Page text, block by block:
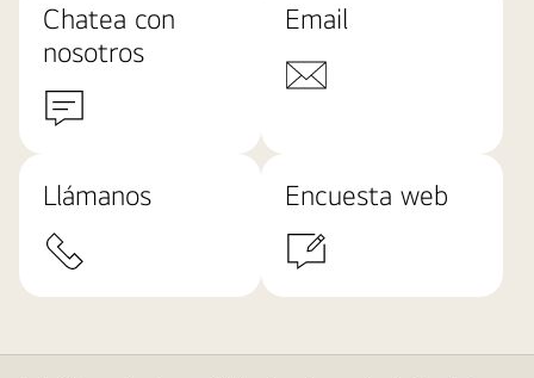
Chatea con
nosotros
Email
Llámanos Encuesta web